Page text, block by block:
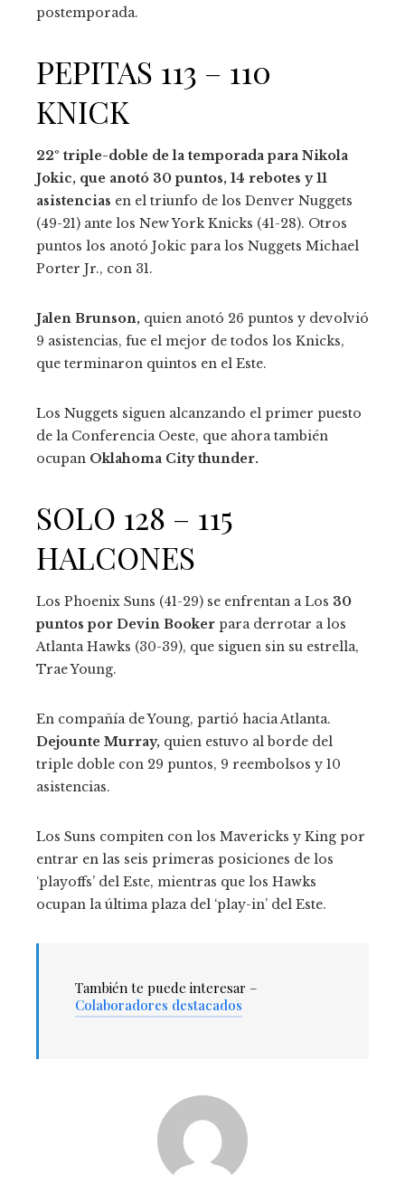
postemporada.
PEPITAS 113 – 110
KNICK
22º triple-doble de la temporada para Nikola
Jokic, que anotó 30 puntos, 14 rebotes y 11
asistencias en el triunfo de los Denver Nuggets
(49-21) ante los New York Knicks (41-28). Otros
puntos los anotó Jokic para los Nuggets Michael
Porter Jr., con 31.
Jalen Brunson, quien anotó 26 puntos y devolvió
9 asistencias, fue el mejor de todos los Knicks,
que terminaron quintos en el Este.
Los Nuggets siguen alcanzando el primer puesto
de la Conferencia Oeste, que ahora también
ocupan Oklahoma City thunder.
SOLO 128 – 115
HALCONES
Los Phoenix Suns (41-29) se enfrentan a Los 30
puntos por Devin Booker para derrotar a los
Atlanta Hawks (30-39), que siguen sin su estrella,
Trae Young.
En compañía de Young, partió hacia Atlanta.
Dejounte Murray, quien estuvo al borde del
triple doble con 29 puntos, 9 reembolsos y 10
asistencias.
Los Suns compiten con los Mavericks y King por
entrar en las seis primeras posiciones de los
‘playoffs’ del Este, mientras que los Hawks
ocupan la última plaza del ‘play-in’ del Este.
También te puede interesar –
Colaboradores destacados